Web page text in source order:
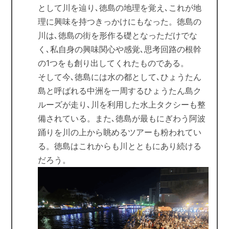
として川を辿り､徳島の地理を覚え､これが地
理に興味を持つきっかけにもなった。徳島の
川は､徳島の街を形作る礎となっただけでな
く､私自身の興味関心や感覚､思考回路の根幹
の1つをも創り出してくれたものである。
そして今､徳島には水の都として､ひょうたん
島と呼ばれる中洲を一周するひょうたん島ク
ルーズが走り､川を利用した水上タクシーも整
備されている。また､徳島が最もにぎわう阿波
踊りを川の上から眺めるツアーも粉われてい
る。徳島はこれからも川とともにあり続ける
だろう。